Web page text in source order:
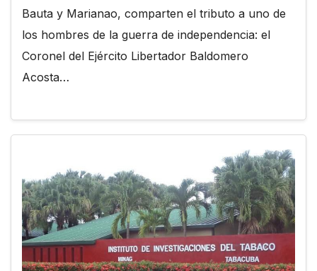
Bauta y Marianao, comparten el tributo a uno de
los hombres de la guerra de independencia: el
Coronel del Ejército Libertador Baldomero
Acosta…